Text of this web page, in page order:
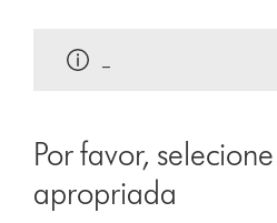
Por favor,
apropriada